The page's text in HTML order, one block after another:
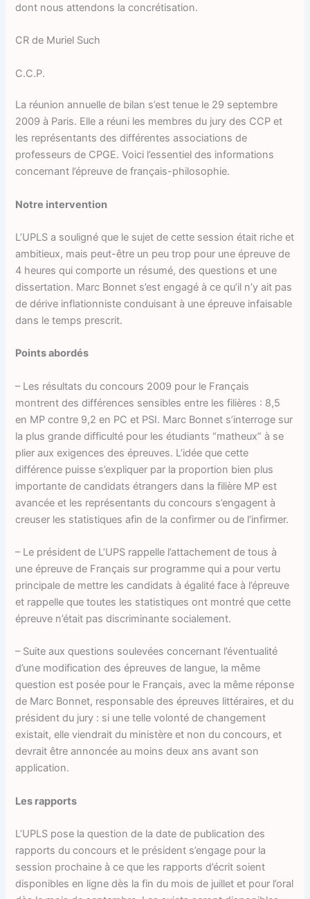
dont nous attendons la concrétisation.
CR de Muriel Such
C.C.P.
La réunion annuelle de bilan s’est tenue le 29 septembre
2009 à Paris. Elle a réuni les membres du jury des CCP et
les représentants des différentes associations de
professeurs de CPGE. Voici l’essentiel des informations
concernant l’épreuve de français-philosophie.
Notre intervention
L’UPLS a souligné que le sujet de cette session était riche et
ambitieux, mais peut-être un peu trop pour une épreuve de
4 heures qui comporte un résumé, des questions et une
dissertation. Marc Bonnet s’est engagé à ce qu’il n’y ait pas
de dérive inflationniste conduisant à une épreuve infaisable
dans le temps prescrit.
Points abordés
– Les résultats du concours 2009 pour le Français
montrent des différences sensibles entre les filières : 8,5
en MP contre 9,2 en PC et PSI. Marc Bonnet s’interroge sur
la plus grande difficulté pour les étudiants “matheux” à se
plier aux exigences des épreuves. L’idée que cette
différence puisse s’expliquer par la proportion bien plus
importante de candidats étrangers dans la filière MP est
avancée et les représentants du concours s’engagent à
creuser les statistiques afin de la confirmer ou de l’infirmer.
– Le président de L’UPS rappelle l’attachement de tous à
une épreuve de Français sur programme qui a pour vertu
principale de mettre les candidats à égalité face à l’épreuve
et rappelle que toutes les statistiques ont montré que cette
épreuve n’était pas discriminante socialement.
– Suite aux questions soulevées concernant l’éventualité
d’une modification des épreuves de langue, la même
question est posée pour le Français, avec la même réponse
de Marc Bonnet, responsable des épreuves littéraires, et du
président du jury : si une telle volonté de changement
existait, elle viendrait du ministère et non du concours, et
devrait être annoncée au moins deux ans avant son
application.
Les rapports
L’UPLS pose la question de la date de publication des
rapports du concours et le président s’engage pour la
session prochaine à ce que les rapports d’écrit soient
disponibles en ligne dès la fin du mois de juillet et pour l’oral